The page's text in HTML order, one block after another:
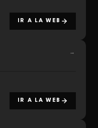
IR A LA WEB
→
IR A LA WEB